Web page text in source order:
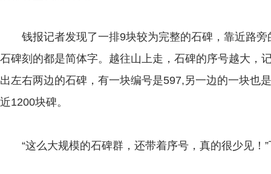
钱报记者发现了一排9块较为完整的石碑，靠近路旁
石碑刻的都是简体字。越往山上走，石碑的序号越大，
出左右两边的石碑，有一块编号是597,另一边的一块也
近1200块碑。
“这么大规模的石碑群，还带着序号，真的很少见！”